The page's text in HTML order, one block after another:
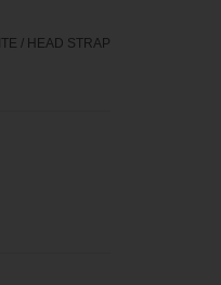
/ HEAD STRAP